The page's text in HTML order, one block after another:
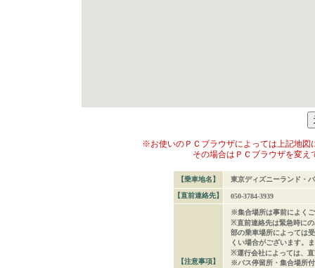
※お使いのＰＣブラウザによっては上記地図
その場合はＰＣブラウザを変
【乗車地名】 東京ディズニーランド・
【直前連絡先】 050-3784-3939
【注意事項】
※集合場所は事前によく
※直前連絡先は緊急時に
部の乗車場所によっては
くい場合がございます。
※運行会社によっては、
※バス停留所・集合場所